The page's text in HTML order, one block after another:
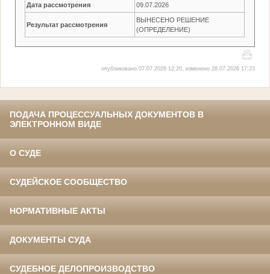
Дата рассмотрения 09.07.2026
Результат рассмотрения
ВЫНЕСЕНО РЕШЕНИЕ
(ОПРЕДЕЛЕНИЕ)
опубликовано 07.07.2026 12:20, изменено 28.07.2026 17:23
ПОДАЧА ПРОЦЕССУАЛЬНЫХ ДОКУМЕНТОВ В
ЭЛЕКТРОННОМ ВИДЕ
О СУДЕ
СУДЕЙСКОЕ СООБЩЕСТВО
НОРМАТИВНЫЕ АКТЫ
ДОКУМЕНТЫ СУДА
СУДЕБНОЕ ДЕЛОПРОИЗВОДСТВО